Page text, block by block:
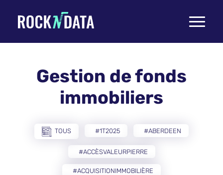
Toggle
Gestion de fonds
immobiliers
TOUS #1T2025 #ABERDEEN
#ACCÈSVALEURPIERRE
#ACQUISITIONIMMOBILIÈRE